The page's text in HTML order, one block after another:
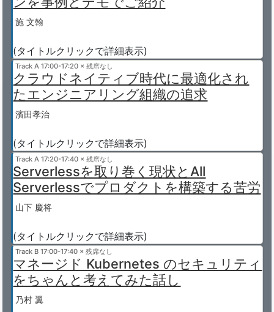
施 文翰
(タイトルクリックで詳細表示)
Track A 17:00-17:20 × 残席なし
クラウドネイティブ時代に最適化され
たエンジニアリング組織の追求
濱田孝治
(タイトルクリックで詳細表示)
Track A 17:20-17:40 × 残席なし
Serverlessを取り巻く現状とAll
Serverlessでプロダクトを構築する苦労
山下 慶将
(タイトルクリックで詳細表示)
Track B 17:00-17:40 × 残席なし
マネージド Kubernetes のセキュリティ
をちゃんと考えてみた話し
乃村 翼